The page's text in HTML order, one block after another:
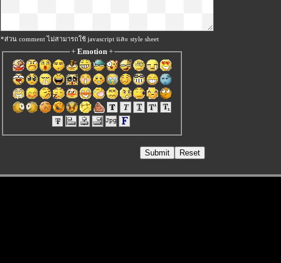
*ส่วน comment ไม่สามารถใช้ javascript และ style sheet
+ Emotion+